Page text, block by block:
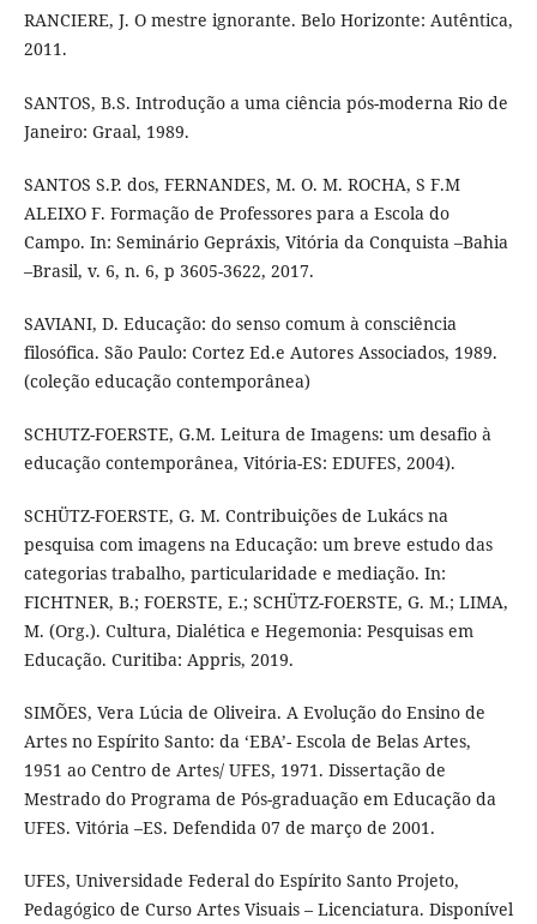
RANCIERE, J. O mestre ignorante. Belo Horizonte: Autêntica,
2011.
SANTOS, B.S. Introdução a uma ciência pós-moderna Rio de
Janeiro: Graal, 1989.
SANTOS S.P. dos, FERNANDES, M. O. M. ROCHA, S F.M
ALEIXO F. Formação de Professores para a Escola do
Campo. In: Seminário Gepráxis, Vitória da Conquista –Bahia
–Brasil, v. 6, n. 6, p 3605-3622, 2017.
SAVIANI, D. Educação: do senso comum à consciência
filosófica. São Paulo: Cortez Ed.e Autores Associados, 1989.
(coleção educação contemporânea)
SCHUTZ-FOERSTE, G.M. Leitura de Imagens: um desafio à
educação contemporânea, Vitória-ES: EDUFES, 2004).
SCHÜTZ-FOERSTE, G. M. Contribuições de Lukács na
pesquisa com imagens na Educação: um breve estudo das
categorias trabalho, particularidade e mediação. In:
FICHTNER, B.; FOERSTE, E.; SCHÜTZ-FOERSTE, G. M.; LIMA,
M. (Org.). Cultura, Dialética e Hegemonia: Pesquisas em
Educação. Curitiba: Appris, 2019.
SIMÕES, Vera Lúcia de Oliveira. A Evolução do Ensino de
Artes no Espírito Santo: da ‘EBA’- Escola de Belas Artes,
1951 ao Centro de Artes/ UFES, 1971. Dissertação de
Mestrado do Programa de Pós-graduação em Educação da
UFES. Vitória –ES. Defendida 07 de março de 2001.
UFES, Universidade Federal do Espírito Santo Projeto,
Pedagógico de Curso Artes Visuais – Licenciatura. Disponível